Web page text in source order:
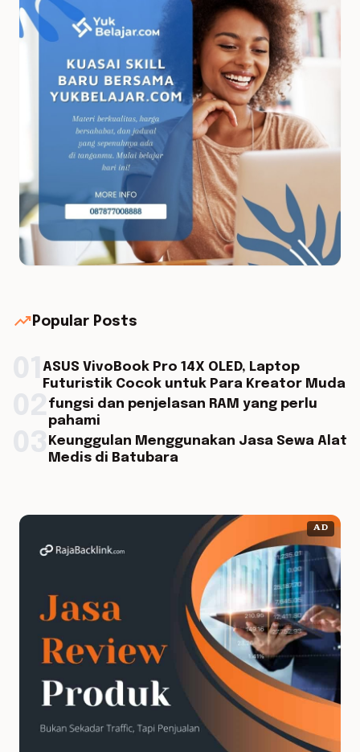
trending_up Popular Posts
ASUS VivoBook Pro 14X OLED, Laptop
Futuristik Cocok untuk Para Kreator Muda
fungsi dan penjelasan RAM yang perlu
pahami
Keunggulan Menggunakan Jasa Sewa Alat
Medis di Batubara
AD